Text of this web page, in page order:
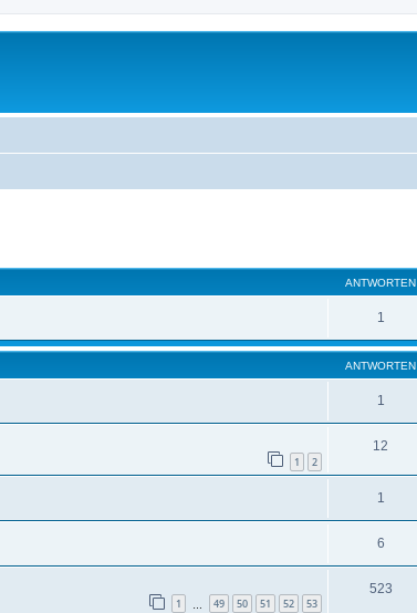
ANTWORTEN
1
ANTWORTEN
1
1 2
12
1
6
1 49 50 51 52 53
523